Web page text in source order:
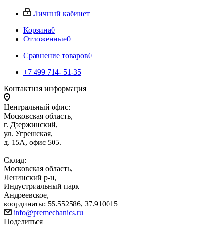
Личный кабинет
Корзина0
Отложенные0
Сравнение товаров0
+7 499 714- 51-35
Контактная информация
Центральный офис:
Московская область,
г. Дзержинский,
ул. Угрешская,
д. 15А, офис 505.
Склад:
Московская область,
Ленинский р-н,
Индустриальный парк
Андреевское,
координаты: 55.552586, 37.910015
info@premechanics.ru
Поделиться